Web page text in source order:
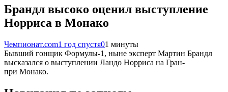
Брандл высоко оценил выступление
Норриса в Монако
Чемпионат.com1 год спустя01 минуты
Бывший гонщик Формулы-1, ныне эксперт Мартин Брандл
высказался о выступлении Ландо Норриса на Гран-
при Монако.